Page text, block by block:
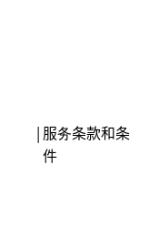
服务条款和条
件
|